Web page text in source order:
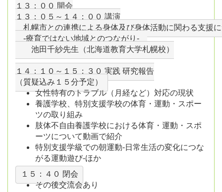
１３：００ 開会
１３：０５～１４：００ 講演
札幌市との連携による身体及び身体活動に関わる支援
-療育ではない地域とのつながり-
１４：１０～１５：３０ 実践 研究報告
女性特有のトラブル（月経など）対応の現状
養護学校、特別支援学校の体育・運動・スポー
ツの取り組み
肢体不自由養護学校における体育・運動・スポ
ーツについて動画で紹介
特別支援学級での朝運動-日常生活の変化につな
がる運動遊び-ほか
１５：４０ 閉会
その後交流会あり